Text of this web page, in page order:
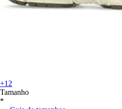
+12
Tamanho
*